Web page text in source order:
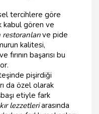
tercihlere göre
kabul gören ve
ve pide
kalitesi,
başarısı bu
pişirdiği
da özel olarak
etiyle fark
lezzetleriarasında